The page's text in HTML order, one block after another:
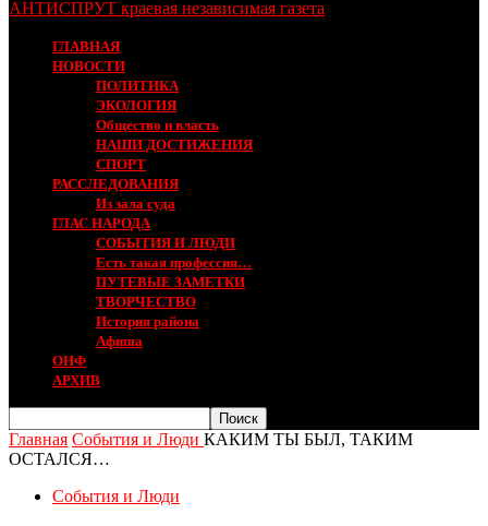
АНТИСПРУТ краевая независимая газета
ГЛАВНАЯ
НОВОСТИ
ПОЛИТИКА
ЭКОЛОГИЯ
Общество и власть
НАШИ ДОСТИЖЕНИЯ
СПОРТ
РАССЛЕДОВАНИЯ
Из зала суда
ГЛАС НАРОДА
СОБЫТИЯ И ЛЮДИ
Есть такая профессия…
ПУТЕВЫЕ ЗАМЕТКИ
ТВОРЧЕСТВО
История района
Афиша
ОНФ
АРХИВ
Главная События и Люди КАКИМ ТЫ БЫЛ, ТАКИМ
ОСТАЛСЯ…
События и Люди